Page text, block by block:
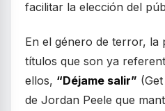
facilitar la elección del
En el género de terror, la
títulos que son ya
ellos, “Déjame salir”
de Jordan Peele que